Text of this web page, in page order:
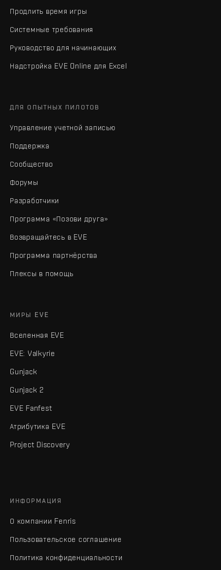
Продлить время игры
Системные требования
Руководство для начинающих
Надстройка EVE Online для Excel
ДЛЯ ОПЫТНЫХ ПИЛОТОВ
Управление учетной записью
Поддержка
Сообщество
Форумы
Разработчики
Программа «Позови друга»
Возвращайтесь в EVE
Программа партнёрства
Плексы в помощь
МИРЫ EVE
Вселенная EVE
EVE: Valkyrie
Gunjack
Gunjack 2
EVE Fanfest
Атрибутика EVE
Project Discovery
ИНФОРМАЦИЯ
О компании Fenris
Пользовательское соглашение
Политика конфиденциальности